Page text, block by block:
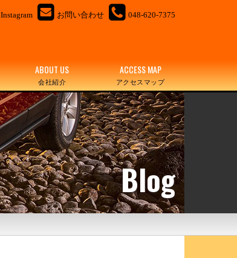
Instagram お問い合わせ 048-620-7375
ABOUT US
会社紹介
ACCESS MAP
アクセスマップ
Blog